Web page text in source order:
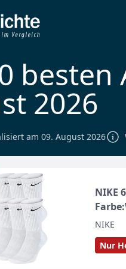
2026
am 09. August 2026
NIKE
NIKE
Nur